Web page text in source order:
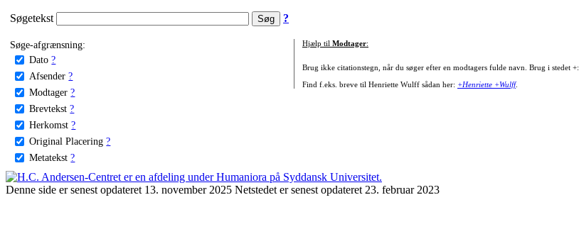
Søgetekst ?
Søge-afgrænsning:
Dato ?
Afsender ?
Modtager ?
Brevtekst ?
Herkomst ?
Original Placering ?
Metatekst ?
Hjælp til Modtager:
Brug ikke citationstegn, når du søger efter en modtagers fulde navn. Brug i stedet +:
Find f.eks. breve til Henriette Wulff sådan her: +Henriette +Wulff.
Denne side er senest opdateret 13. november 2025 Netstedet er senest opdateret 23. februar 2023